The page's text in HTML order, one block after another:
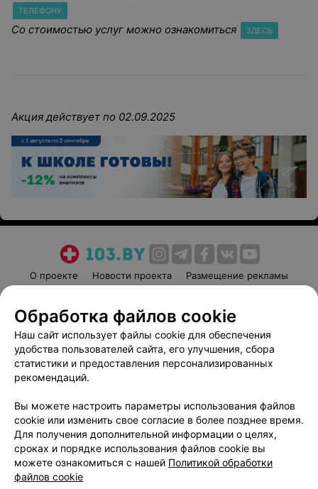
ТЕЛЕФОНУ
Со стоимостью услуг можно ознакомиться ЗДЕСЬ
Акция действует по 02.09.2025
О проекте Новости проекта
Размещение рекламы
Пользовательское соглашение
Способы оплаты
Вакансии
Партнеры
Написать руководителю 103.by
Обработка персональных данных
Обработка файлов cookie
Наш сайт использует файлы cookie для обеспечения
удобства пользователей сайта, его улучшения, сбора
статистики и предоставления персонализированных
рекомендаций.
Вы можете настроить параметры использования файлов
cookie или изменить свое согласие в более позднее время.
Для получения дополнительной информации о целях,
сроках и порядке использования файлов cookie вы
можете ознакомиться с нашей Политикой обработки
файлов cookie